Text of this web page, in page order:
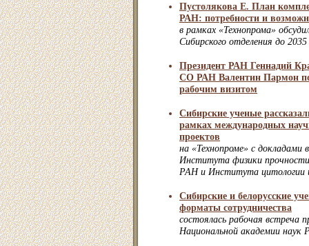
Пустолякова Е. План
РАН: потребности и
в рамках «Технопрома»
Сибирского отделения до 2035
Президент РАН Геннадий
СО РАН Валентин Пармон
рабочим визитом
Сибирские ученые
рамках международных
проектов
на «Технопроме» с докладами
Института физики
РАН и Института цитологии
Сибирские и белорусские
форматы сотрудничества
состоялась рабочая встреча
Национальной академии наук